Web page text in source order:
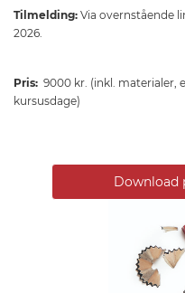
Tilmelding: Via overnstående
2026.
Pris: 9000 kr. (inkl. materialer,
kursusdage)
Download